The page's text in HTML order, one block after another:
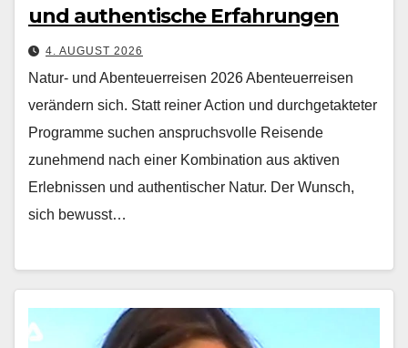
und authentische Erfahrungen
4. AUGUST 2026
Natur- und Abenteuerreisen 2026 Aben­teuer­reisen
verän­dern sich. Statt rein­er Action und durchge­tak­teter
Pro­gramme suchen anspruchsvolle Reisende
zunehmend nach ein­er Kom­bi­na­tion aus aktiv­en
Erleb­nis­sen und authen­tis­ch­er Natur. Der Wun­sch,
sich bewusst…